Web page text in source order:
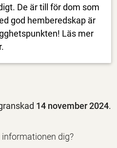
De är till för dom som
god hemberedskap är
Läs mer
14 november 2024.
dig?